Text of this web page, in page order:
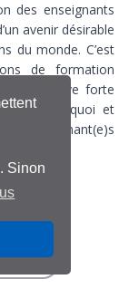
Sinon
des enseignants
avenir désirable
du monde. C’est
de formation
prospective forte
Alors, à quoi et
enseignant(e)s